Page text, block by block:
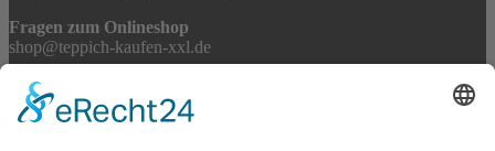
Fragen zum Onlineshop
shop@teppich-kaufen-xxl.de
Partnerlinks
Tekal Teppichfachgeschäft